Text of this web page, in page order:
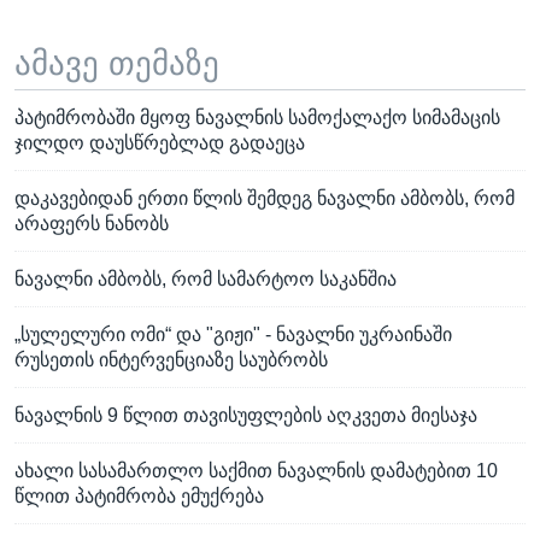
ამავე თემაზე
პატიმრობაში მყოფ ნავალნის სამოქალაქო სიმამაცის
ჯილდო დაუსწრებლად გადაეცა
დაკავებიდან ერთი წლის შემდეგ ნავალნი ამბობს, რომ
არაფერს ნანობს
ნავალნი ამბობს, რომ სამარტოო საკანშია
„სულელური ომი“ და "გიჟი" - ნავალნი უკრაინაში
რუსეთის ინტერვენციაზე საუბრობს
ნავალნის 9 წლით თავისუფლების აღკვეთა მიესაჯა
ახალი სასამართლო საქმით ნავალნის დამატებით 10
წლით პატიმრობა ემუქრება